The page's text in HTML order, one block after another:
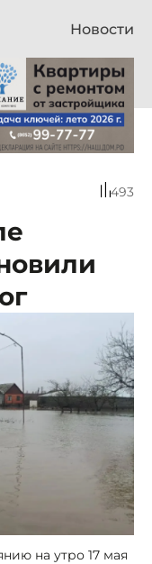
Новости
493
на утро 17 мая